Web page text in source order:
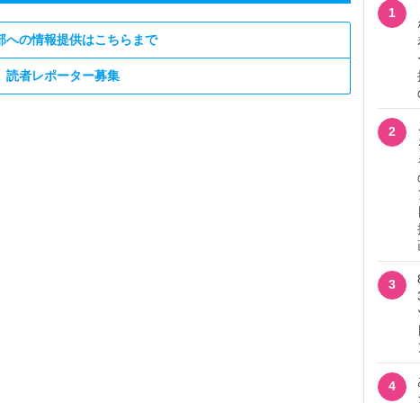
への情報提供はこちらまで
読者レポーター募集
1
2
3
4